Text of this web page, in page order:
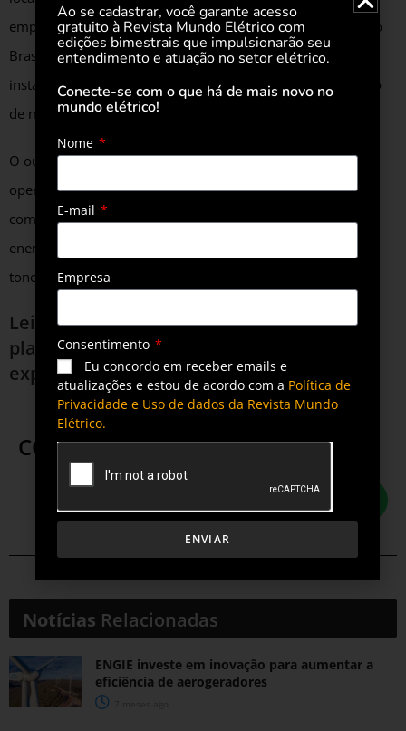
empreendimentos de geração por ventos em construção no
Brasil. Terá 168 aerogeradores e 756 MW de capacidade
instalada, capazes portanto de evitar anualmente a emissão
de mais de 1.2 milhão de toneladas de CO2 na atmosfera.
O outro empreendimento envolvido na parceria, já está em
operação na Bahia. O Complexo Eólico Babilônia Sul conta
com 80 aerogeradores e capacidade total de 360 MW. Sua
energia contribui para evitar a emissão de cerca de 720 mil
toneladas de CO2 anualmente.
Leia tambémCasa dos Ventos desenvolve
plataforma concierge digital que otimiza
experiência do cliente
COMPARTILHE ESTA POSTAGEM
Notícias Relacionadas
ENGIE investe em inovação para aumentar a
eficiência de aerogeradores
Ao se cadastrar, você garante acesso
gratuito à Revista Mundo Elétrico com
edições bimestrais que impulsionarão seu
entendimento e atuação no setor elétrico.
Conecte-se com o que há de mais novo no
mundo elétrico!
Nome
E-mail
Empresa
Consentimento
Eu concordo em receber emails e
atualizações e estou de acordo com a Política de
Privacidade e Uso de dados da Revista Mundo
Elétrico.
ENVIAR